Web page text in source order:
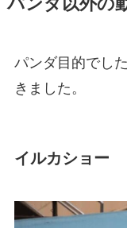
パンダ以外の
パンダ目的でし
きました。
イルカショー